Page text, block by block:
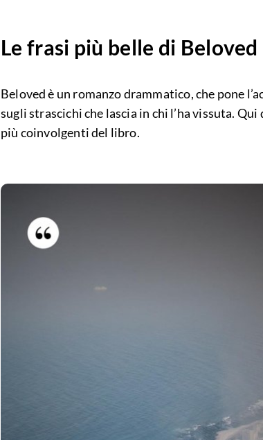
Le frasi più belle di Beloved
Beloved è un romanzo drammatico, che pone
sugli strascichi che lascia in chi l’ha vissuta.
più coinvolgenti del libro.